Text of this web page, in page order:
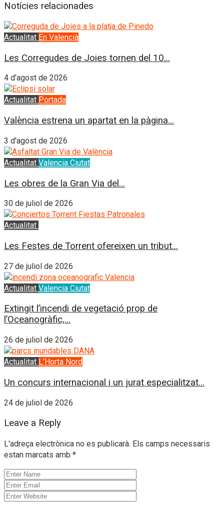
Notícies relacionades
Actualitat En Valencià
Les Corregudes de Joies tornen del 10...
4 d'agost de 2026
Actualitat Portada
València estrena un apartat en la pàgina...
3 d'agost de 2026
Actualitat Valencia Ciutat
Les obres de la Gran Via del...
30 de juliol de 2026
Actualitat
Les Festes de Torrent ofereixen un tribut...
27 de juliol de 2026
Actualitat Valencia Ciutat
Extingit l’incendi de vegetació prop de
l’Oceanogràfic,...
26 de juliol de 2026
Actualitat L'Horta Nord
Un concurs internacional i un jurat especialitzat...
24 de juliol de 2026
Leave a Reply
L'adreça electrònica no es publicarà. Els camps necessaris
estan marcats amb *